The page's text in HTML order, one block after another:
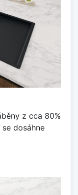
z cca 80%
dosáhne